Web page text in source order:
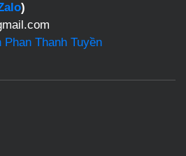
)
Phan Thanh Tuyền